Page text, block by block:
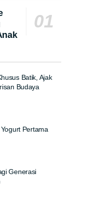
Batik, Ajak
Budaya
Pertama
Generasi